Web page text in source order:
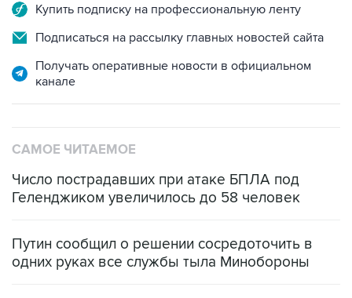
Купить подписку на профессиональную ленту
Подписаться на рассылку главных новостей сайта
Получать оперативные новости в официальном
канале
САМОЕ ЧИТАЕМОЕ
Число пострадавших при атаке БПЛА под
Геленджиком увеличилось до 58 человек
Путин сообщил о решении сосредоточить в
одних руках все службы тыла Минобороны